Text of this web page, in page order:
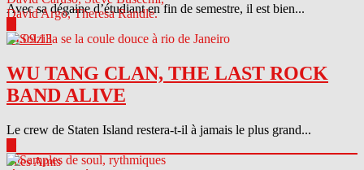
Avec sa dégaine d’étudiant en fin de semestre, il est bien...
04.09.13
WU TANG CLAN, THE LAST ROCK
BAND ALIVE
Le crew de Staten Island restera-t-il à jamais le plus grand...
Sites Amis